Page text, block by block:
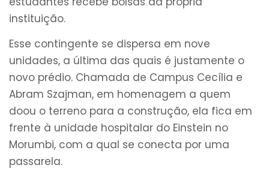
instituição.
Esse contingente se dispersa em nove
unidades, a última das quais é justamente o
novo prédio. Chamada de Campus Cecília e
Abram Szajman, em homenagem a quem
doou o terreno para a construção, ela fica em
frente à unidade hospitalar do Einstein no
Morumbi, com a qual se conecta por uma
passarela.